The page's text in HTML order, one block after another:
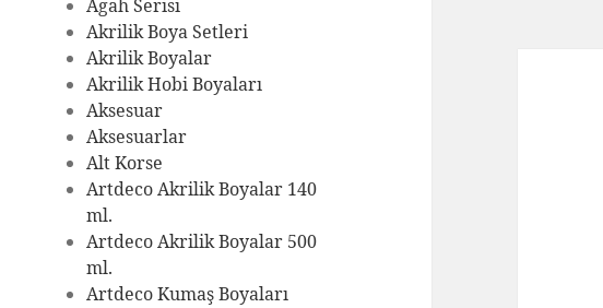
Agah Serisi
Akrilik Boya Setleri
Akrilik Boyalar
Akrilik Hobi Boyaları
Aksesuar
Aksesuarlar
Alt Korse
Artdeco Akrilik Boyalar 140
ml.
Artdeco Akrilik Boyalar 500
ml.
Artdeco Kumaş Boyaları